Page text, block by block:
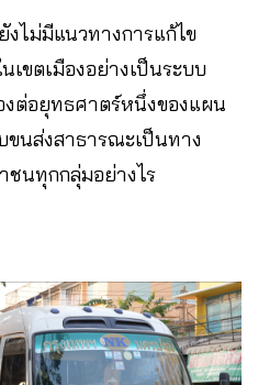
ไม่มีแนวทางการแก้ไข
ขตเมืองอย่างเป็นระบบ
งต่อยุทธศาตร์หนึ่งของแผน
ขนส่งสาธารณะเป็นทาง
ชนทุกกลุ่มอย่างไร